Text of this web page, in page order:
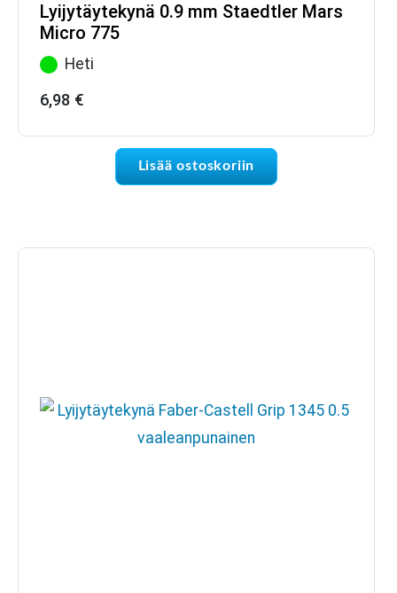
Lyijytäytekynä 0.9 mm Staedtler Mars
Micro 775
Heti
6,98 €
Lisää ostoskoriin